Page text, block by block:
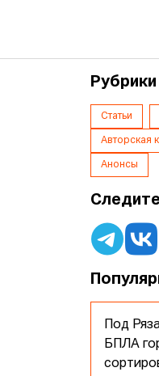
Рубрики
Статьи
Авторская
Анонсы
Под
БПЛА